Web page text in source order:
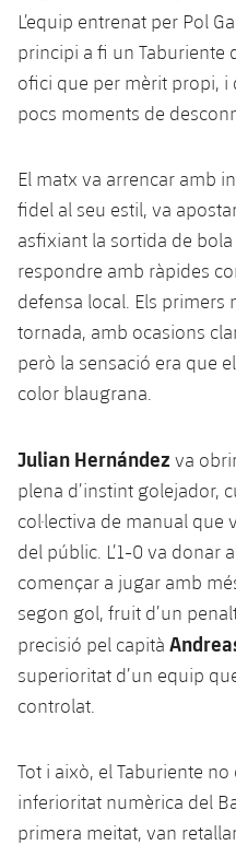
plusicon
més
Spotify Camp Nou
Palau Blaugrana
Estadi Johan Cruyff
Barça Cafe
La Masia
plusicon
més
Serveis Mèdics
Accessibilitat
plusicon
més
Acreditacions
SUB13
SUB12
SUB11 B
SUB10 A
SUB10 B
SUB9 A
SUB8 A
SUB8 B
SUB13 B
SUB12 C
Entrades
Gameday Shows
Classificacions
Jugadors
Fotos
Història
Barça Atlètic
Junior
Cadet A
Cadet B
Infantil A
Infantil B
Mini
PLUSICON
MÉS
Primer Equip
Actualitat
Calendari
Entrades
Resultats
Classificació
Jugadors
Fotos
Història
Palmarès
Barça Atlètic
Actualitat
Calendari
Resultats
Classificació
Jugadors
Fotos
Base
Actualitat
Juvenil
Cadet B
Infantil A
Infantil B
PLUSICON
MÉS
Primer equip
plusicon
més
Entrades
Resultats
Classificació
Jugadors
Palmarès
Actualitat
Resultats
Jugadors
Classificació
Base
plusicon
més
Actualitat
Juvenil
Cadet
Infantil
Aleví
Campus Verano
PLUSICON
MÉS
Primer equip
plusicon
més
Actualitat
Calendari
Entrades
Actualitat
Calendari
Base
plusicon
més
Actualitat
Campus Estiu
L’equip entrenat per Pol
principi a fi un Taburiente
ofici que per mèrit propi, i
pocs moments de
El matx va arrencar amb
fidel al seu estil, va
asfixiant la sortida de
respondre amb ràpides
defensa local. Els primers
tornada, amb ocasions
però la sensació era que
color blaugrana.
Julian Hernández va
plena d’instint golejador,
col·lectiva de manual que
del públic. L’1-0 va donar
començar a jugar amb
segon gol, fruit d’un
precisió pel capità
superioritat d’un equip
controlat.
Tot i això, el Taburiente
inferioritat numèrica del
primera meitat, van